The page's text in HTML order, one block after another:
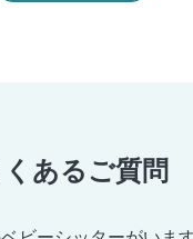
くあるご質問